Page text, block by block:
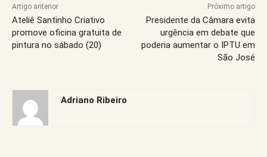
Artigo anterior
Ateliê Santinho Criativo
promove oficina gratuita de
pintura no sábado (20)
Próximo artigo
Presidente da Câmara evita
urgência em debate que
poderia aumentar o IPTU em
São José
Adriano Ribeiro